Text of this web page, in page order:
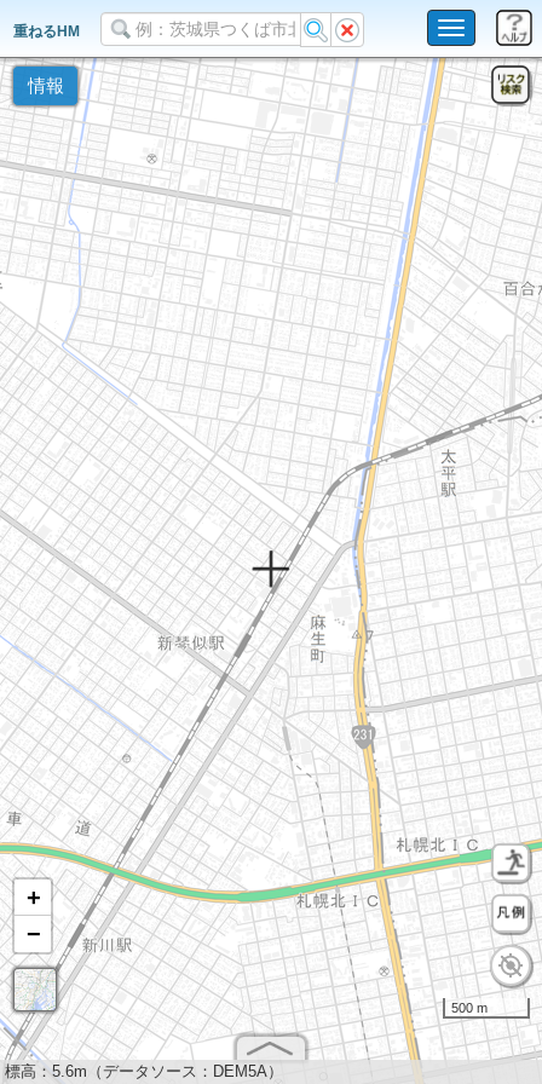
Toggle
navigation
重ねるHM
情報
+
−
500 m
標高： 5.6m（データソース：DEM5A）